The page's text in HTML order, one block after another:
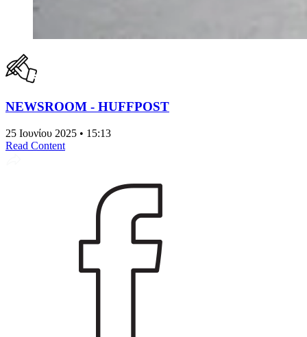
NEWSROOM - HUFFPOST
25 Ιουνίου 2025 • 15:13
Read Content